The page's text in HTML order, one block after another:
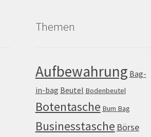
Themen
Aufbewahrung Bag-
in-bag Beutel Bodenbeutel
Botentasche Bum Bag
Businesstasche Börse